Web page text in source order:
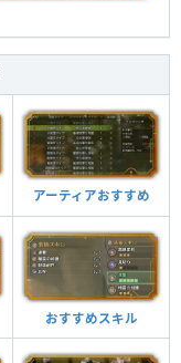
アーティアおすすめ
おすすめスキル